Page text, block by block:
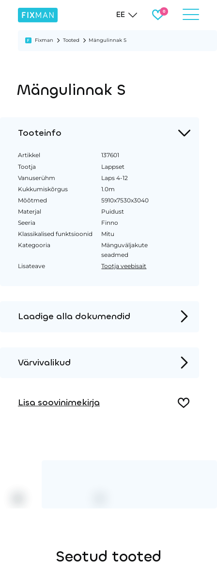
EE
Fixman Tooted Mängulinnak S
Mängulinnak S
Tooteinfo
Artikkel
137601
Tootja
Lappset
Vanuserühm
Laps 4-12
Kukkumiskõrgus
1.0m
Mõõtmed
5910x7530x3040
Materjal
Puidust
Seeria
Finno
Klassikalised funktsioonid
Mitu
Kategooria
Mänguväljakute
seadmed
Lisateave
Tootja veebisait
Laadige alla dokumendid
3D DWG
Värvivalikud
Lisa soovinimekirja
Seotud tooted